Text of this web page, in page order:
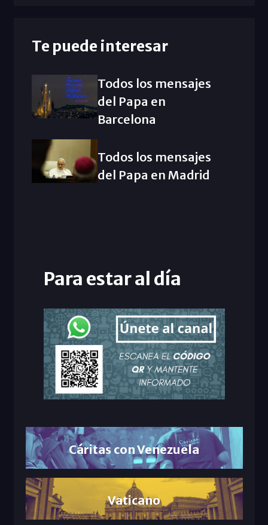
Te puede interesar
Todos los mensajes
del Papa en
Barcelona
Todos los mensajes
del Papa en Madrid
Para estar al día
Cáritas con Venezuela
Vaticano